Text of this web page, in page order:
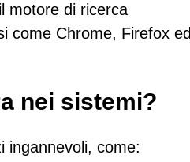
motore di ricerca
come Chrome, Firefox ed
nei sistemi?
ingannevoli, come: